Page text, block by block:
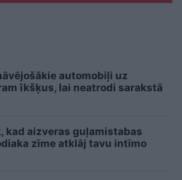
automobiļi uz
īkšķus, lai neatrodi sarakstā
kad aizveras guļamistabas
zīme atklāj tavu intīmo